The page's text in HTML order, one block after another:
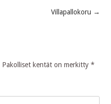
Villapallokoru →
Pakolliset kentät on merkitty*